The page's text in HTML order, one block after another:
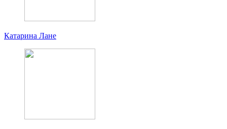
Катарина Лане